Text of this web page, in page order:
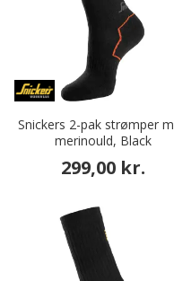
Snickers 2-pak strømper
merinould, Black
299,00 kr.